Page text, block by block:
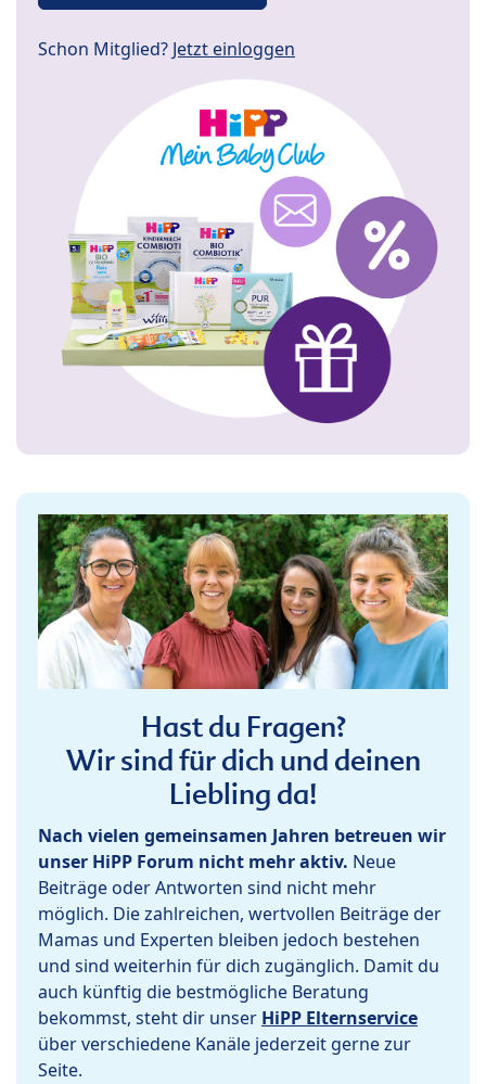
Schon Mitglied? Jetzt einloggen
Hast du Fragen?
Wir sind für dich und deinen
Liebling da!
Nach vielen gemeinsamen Jahren betreuen wir
unser HiPP Forum nicht mehr aktiv. Neue
Beiträge oder Antworten sind nicht mehr
möglich. Die zahlreichen, wertvollen Beiträge der
Mamas und Experten bleiben jedoch bestehen
und sind weiterhin für dich zugänglich. Damit du
auch künftig die bestmögliche Beratung
bekommst, steht dir unser HiPP Elternservice
über verschiedene Kanäle jederzeit gerne zur
Seite.